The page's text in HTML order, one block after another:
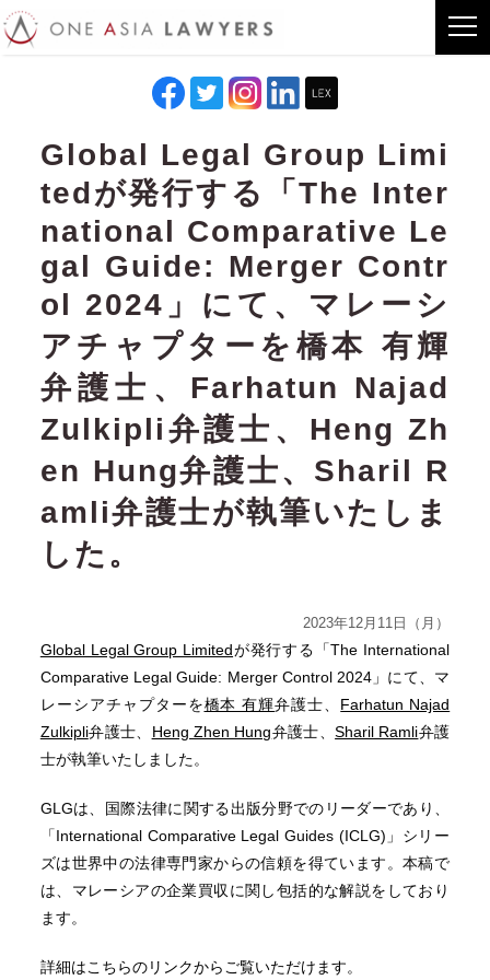
Global Legal Group Limi
tedが発行する「The Inter
national Comparative Le
gal Guide: Merger Contr
ol 2024」にて、マレーシ
アチャプターを橋本 有輝
弁護士、Farhatun Najad
Zulkipli弁護士、Heng Zh
en Hung弁護士、Sharil R
amli弁護士が執筆いたしま
した。
2023年12月11日（月）
Global Legal Group Limitedが発行する「The International
Comparative Legal Guide: Merger Control 2024」にて、マ
レーシアチャプターを橋本 有輝弁護士、 Farhatun Najad
Zulkipli弁護士、 Heng Zhen Hung弁護士、Sharil Ramli弁護
士が執筆いたしました。
GLGは、国際法律に関する出版分野でのリーダーであり、
「International Comparative Legal Guides (ICLG)」 シリー
ズは世界中の法律専門家からの信頼を得ています。 本稿で
は、 マレーシアの企業買収に関し包括的な解説をしており
ます。
詳細はこちらのリンクからご覧いただけます。